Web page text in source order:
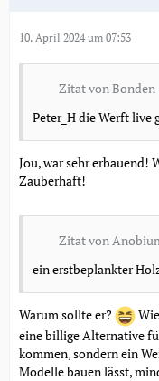
10. April 2024 um 07:53
Zitat von Bonden
Peter_H die Werft live
Jou, war sehr erbauend!
Zauberhaft!
Zitat von
ein erstbeplankter
Warum sollte er?
eine billige Alternative
kommen, sondern ein
Modelle bauen lässt,